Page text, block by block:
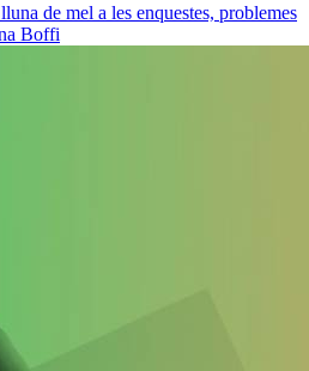
de mel a les enquestes, problemes
Boffi